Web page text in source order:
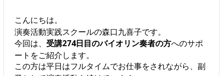
こんにちは。
演奏活動実践スクールの森口九喜子です。
今回は、 受講274日目のバイオリン奏者の方へのサポ
ートをご紹介します。
この方は平日はフルタイムでお仕事をされながら、副